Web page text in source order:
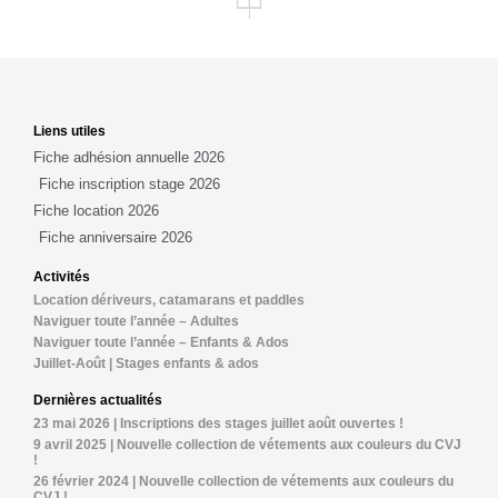
30 mai 2021 | Régate de ligue inter-série
Le CVJ représenté à l’Open de France de
Liens utiles
Fiche adhésion annuelle 2026
Fiche inscription stage 2026
Fiche location 2026
Fiche anniversaire 2026
Activités
Location dériveurs, catamarans et paddles
Naviguer toute l’année – Adultes
Naviguer toute l’année – Enfants & Ados
Juillet-Août | Stages enfants & ados
Dernières actualités
23 mai 2026 | Inscriptions des stages juillet août ouvertes !
9 avril 2025 | Nouvelle collection de vétements aux couleurs du CVJ
!
26 février 2024 | Nouvelle collection de vétements aux couleurs du